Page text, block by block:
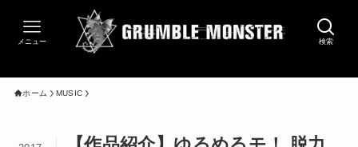
検索
メニュー
ホーム MUSIC